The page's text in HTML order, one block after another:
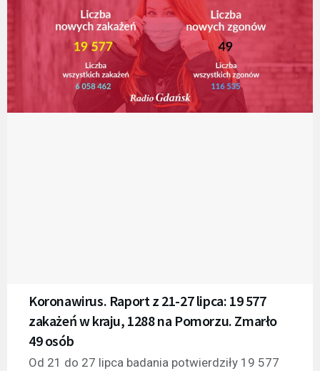
Koronawirus. Raport z 21-27 lipca: 19 577
zakażeń w kraju, 1288 na Pomorzu. Zmarło
49 osób
Od 21 do 27 lipca badania potwierdziły 19 577